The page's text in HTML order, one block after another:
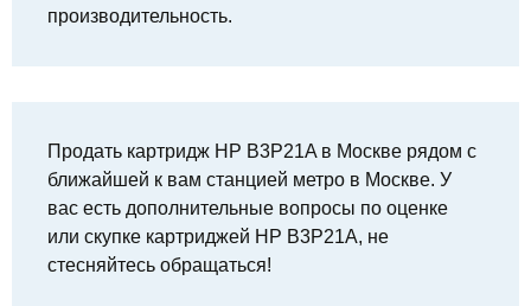
производительность.
Продать картридж HP B3P21A в Москве рядом с
ближайшей к вам станцией метро в Москве. У
вас есть дополнительные вопросы по оценке
или скупке картриджей HP B3P21A, не
стесняйтесь обращаться!